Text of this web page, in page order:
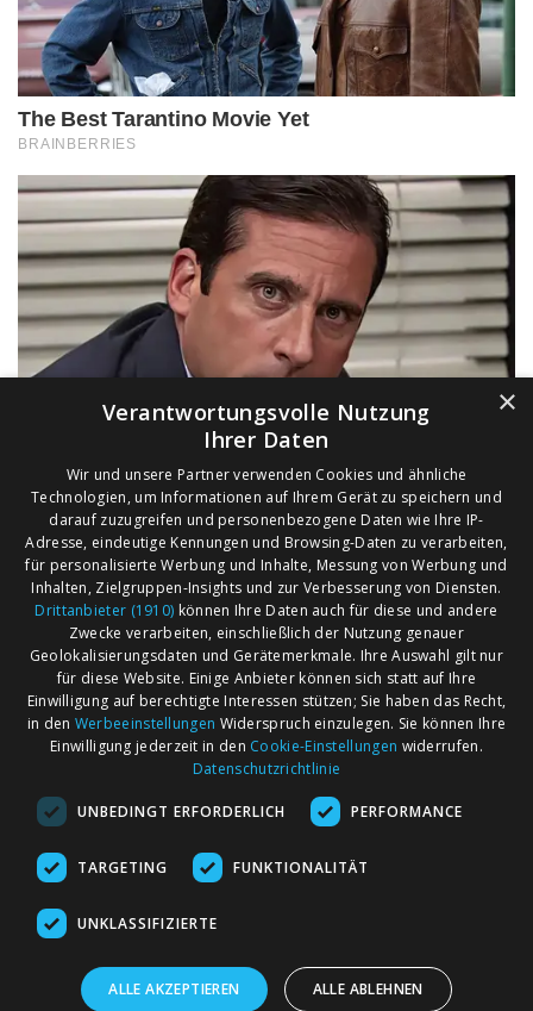
AGB
Impressum
Kontakt
Märkte nach Bundesländern
Märkte nach PLZ
Märkte nach Umkreis
Flohmarkt
×
Verantwortungsvolle Nutzung
Ihrer Daten
Wir und unsere Partner verwenden Cookies und ähnliche
Technologien, um Informationen auf Ihrem Gerät zu speichern und
darauf zuzugreifen und personenbezogene Daten wie Ihre IP-
Adresse, eindeutige Kennungen und Browsing-Daten zu verarbeiten,
für personalisierte Werbung und Inhalte, Messung von Werbung und
Inhalten, Zielgruppen-Insights und zur Verbesserung von Diensten.
Drittanbieter (1910) können Ihre Daten auch für diese und andere
Zwecke verarbeiten, einschließlich der Nutzung genauer
Geolokalisierungsdaten und Gerätemerkmale. Ihre Auswahl gilt nur
für diese Website. Einige Anbieter können sich statt auf Ihre
Einwilligung auf berechtigte Interessen stützen; Sie haben das Recht,
in den Werbeeinstellungen Widerspruch einzulegen. Sie können Ihre
Einwilligung jederzeit in den Cookie-Einstellungen widerrufen.
Datenschutzrichtlinie
UNBEDINGT ERFORDERLICH PERFORMANCE
TARGETING FUNKTIONALITÄT
UNKLASSIFIZIERTE
ALLE AKZEPTIEREN ALLE ABLEHNEN